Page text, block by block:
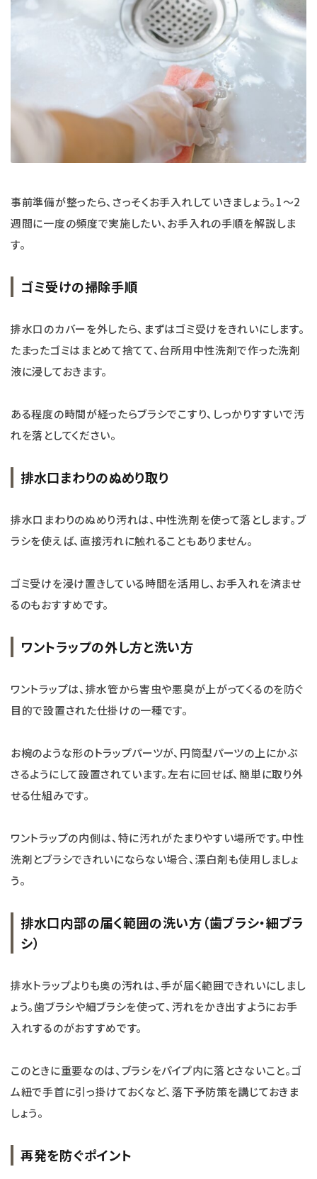
事前準備が整ったら、さっそくお手入れしていきましょう。1～2
週間に一度の頻度で実施したい、お手入れの手順を解説しま
す。
ゴミ受けの掃除手順
排水口のカバーを外したら、まずはゴミ受けをきれいにします。
たまったゴミはまとめて捨てて、台所用中性洗剤で作った洗剤
液に浸しておきます。
ある程度の時間が経ったらブラシでこすり、しっかりすすいで汚
れを落としてください。
排水口まわりのぬめり取り
排水口まわりのぬめり汚れは、中性洗剤を使って落とします。ブ
ラシを使えば、直接汚れに触れることもありません。
ゴミ受けを浸け置きしている時間を活用し、お手入れを済ませ
るのもおすすめです。
ワントラップの外し方と洗い方
ワントラップは、排水管から害虫や悪臭が上がってくるのを防ぐ
目的で設置された仕掛けの一種です。
お椀のような形のトラップパーツが、円筒型パーツの上にかぶ
さるようにして設置されています。左右に回せば、簡単に取り外
せる仕組みです。
ワントラップの内側は、特に汚れがたまりやすい場所です。中性
洗剤とブラシできれいにならない場合、漂白剤も使用しましょ
う。
排水口内部の届く範囲の洗い方（歯ブラシ・細ブラ
シ）
排水トラップよりも奥の汚れは、手が届く範囲できれいにしまし
ょう。歯ブラシや細ブラシを使って、汚れをかき出すようにお手
入れするのがおすすめです。
このときに重要なのは、ブラシをパイプ内に落とさないこと。ゴ
ム紐で手首に引っ掛けておくなど、落下予防策を講じておきま
しょう。
再発を防ぐポイント